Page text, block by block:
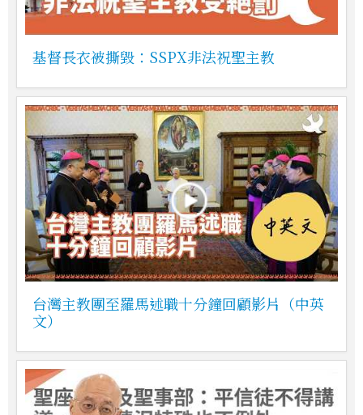
基督長衣被撕毀：SSPX非法祝聖主教
台灣主教團至羅馬述職十分鐘回顧影片（中英
文）